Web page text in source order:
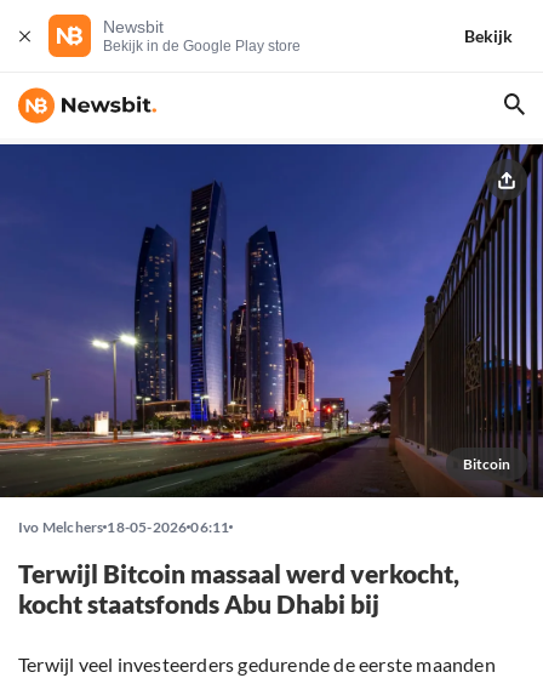
Newsbit
Bekijk in de Google Play store
Bekijk
Bitcoin
Ivo Melchers 18-05-2026 06:11
Terwijl Bitcoin massaal werd verkocht,
kocht staatsfonds Abu Dhabi bij
Terwijl veel investeerders gedurende de eerste maanden